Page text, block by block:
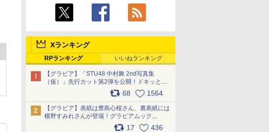
Xランキング
RPランキング いいねランキング
【グラビア】「STU48 中村舞 2nd写真集
（仮）」先行カット第2弾を公開！ドキッとす
るランジェリーカットなど新たな挑戦
68 1564
【グラビア】表紙は豊島心桜さん、裏表紙には
横野すみれさんが登場！グラビアムック
「PARADE」2026夏号が本日発売
17 436